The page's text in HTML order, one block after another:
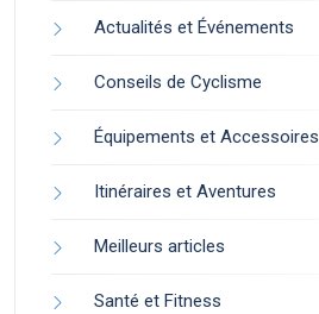
Actualités et Événements
Conseils de Cyclisme
Équipements et Accessoires
Itinéraires et Aventures
Meilleurs articles
Santé et Fitness